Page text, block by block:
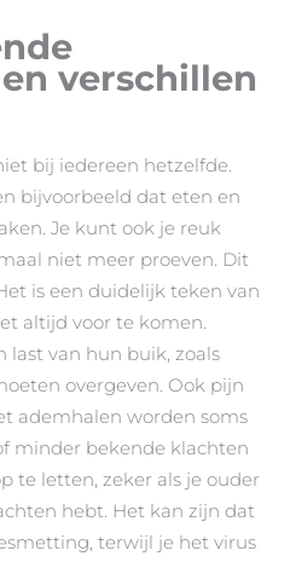
verschillen
bij iedereen hetzelfde.
bijvoorbeeld dat eten en
Je kunt ook je reuk
niet meer proeven. Dit
is een duidelijk teken van
altijd voor te komen.
last van hun buik, zoals
overgeven. Ook pijn
ademhalen worden soms
minder bekende klachten
te letten, zeker als je ouder
hebt. Het kan zijn dat
terwijl je het virus